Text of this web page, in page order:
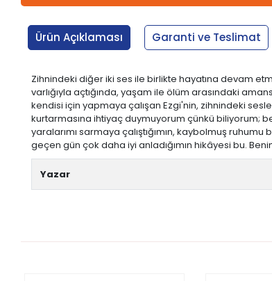
Ürün Açıklaması Garanti ve Teslimat
Zihnindeki diğer iki ses ile birlikte hayatına devam
varlığıyla açtığında, yaşam ile ölüm arasındaki
kendisi için yapmaya çalışan Ezgi'nin, zihnindeki
kurtarmasına ihtiyaç duymuyorum çünkü biliyorum;
yaralarımı sarmaya çalıştığımın, kaybolmuş
geçen gün çok daha iyi anladığımın hikâyesi bu.
Yazar